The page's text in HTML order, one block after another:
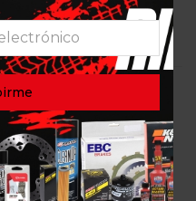
de
para
enviando una solicitud